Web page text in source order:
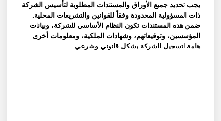
يجب تحديد جميع الأوراق والمستندات المطلوبة لتأسيس الشركة
ذات المسؤولية المحدودة وفقاً للقوانين والتشريعات المحلية.
ضمن هذه المستندات تكون النظام الأساسي للشركة، وبيانات
المؤسسين، وتوقيعاتهم، وشهادات الملكية، ومعلومات أخرى
هامة لتسجيل الشركة بشكل قانوني وشرعي